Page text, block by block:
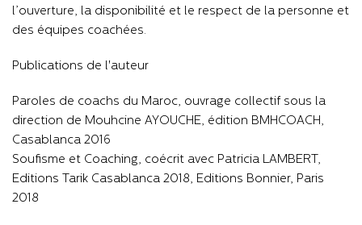
l’ouverture, la disponibilité et le respect de la personne et
des équipes coachées.
Publications de l'auteur
Paroles de coachs du Maroc, ouvrage collectif sous la
direction de Mouhcine AYOUCHE, édition BMHCOACH,
Casablanca 2016
Soufisme et Coaching, coécrit avec Patricia LAMBERT,
Editions Tarik Casablanca 2018, Editions Bonnier, Paris
2018